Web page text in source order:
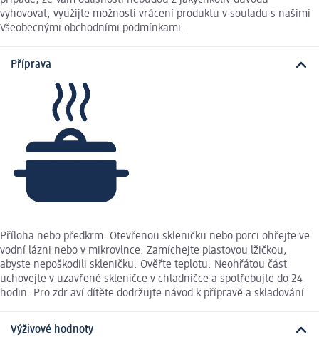
vyhovovat, využijte možnosti vrácení produktu v souladu s našimi
Všeobecnými obchodními podmínkami.
Příprava
Příloha nebo předkrm. Otevřenou skleničku nebo porci ohřejte ve
vodní lázni nebo v mikrovlnce. Zamíchejte plastovou lžičkou,
abyste nepoškodili skleničku. Ověřte teplotu. Neohřátou část
uchovejte v uzavřené skleničce v chladničce a spotřebujte do 24
hodin. Pro zdr aví dítěte dodržujte návod k přípravě a skladování
Výživové hodnoty